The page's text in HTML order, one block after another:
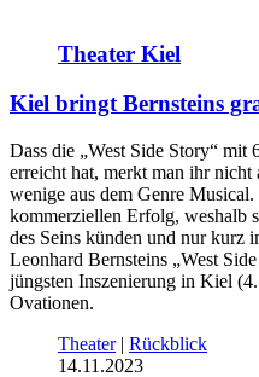
Theater Kiel
Kiel bringt Bernsteins
Dass die „West Side Story“ mit
erreicht hat, merkt man ihr
wenige aus dem Genre
kommerziellen Erfolg, weshalb
des Seins künden und nur kurz
Leonhard Bernsteins „West
jüngsten Inszenierung in Kiel
Ovationen.
Theater| Rückblick
14.11.2023